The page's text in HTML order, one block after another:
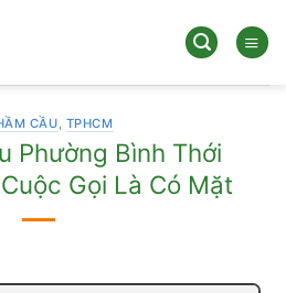
CẦU, TPHCM
Phường Bình Thới
Gọi Là Có Mặt